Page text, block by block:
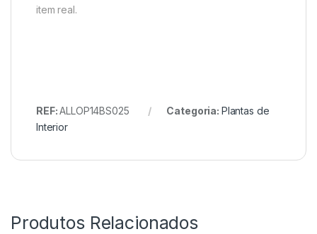
item real.
REF:ALLOP14BS025 Categoria: Plantas de
Interior
Produtos Relacionados